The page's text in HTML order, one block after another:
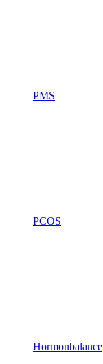
PMS
PCOS
Hormonbalance